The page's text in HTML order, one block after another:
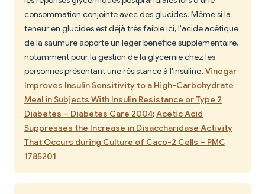
consommation conjointe avec des glucides. Même si la
teneur en glucides est déjà très faible ici, l'acide acétique
de la saumure apporte un léger bénéfice supplémentaire,
notamment pour la gestion de la glycémie chez les
personnes présentant une résistance à l'insuline. Vinegar
Improves Insulin Sensitivity to a High-Carbohydrate
Meal in Subjects With Insulin Resistance or Type 2
Diabetes – Diabetes Care 2004;Acetic Acid
Suppresses the Increase in Disaccharidase Activity
That Occurs during Culture of Caco-2 Cells – PMC
1785201